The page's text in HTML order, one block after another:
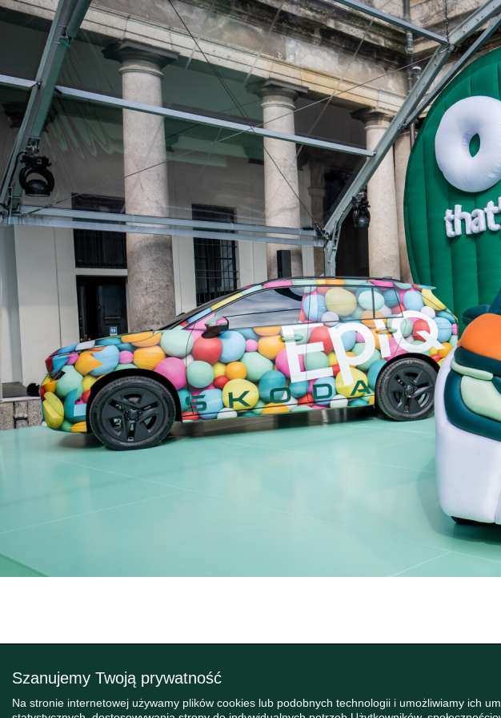
Szanujemy Twoją prywatność
Na stronie internetowej używamy plików cookies lub podobnych technologii i umożliwiamy ich